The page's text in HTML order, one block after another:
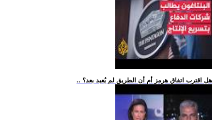
.. هل اقترب اتفاق هرمز أم أن الطريق لم يُعبد بعد؟